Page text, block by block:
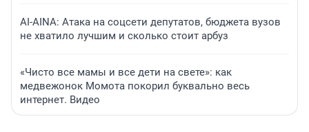
AI-AINA: Атака на соцсети депутатов, бюджета вузов
не хватило лучшим и сколько стоит арбуз
«Чисто все мамы и все дети на свете»: как
медвежонок Момота покорил буквально весь
интернет. Видео